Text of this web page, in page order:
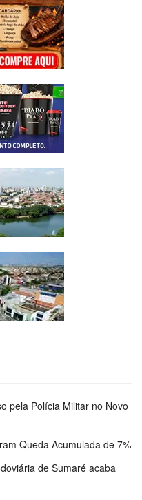
pela Polícia Militar no Novo
Queda Acumulada de 7%
de Sumaré acaba